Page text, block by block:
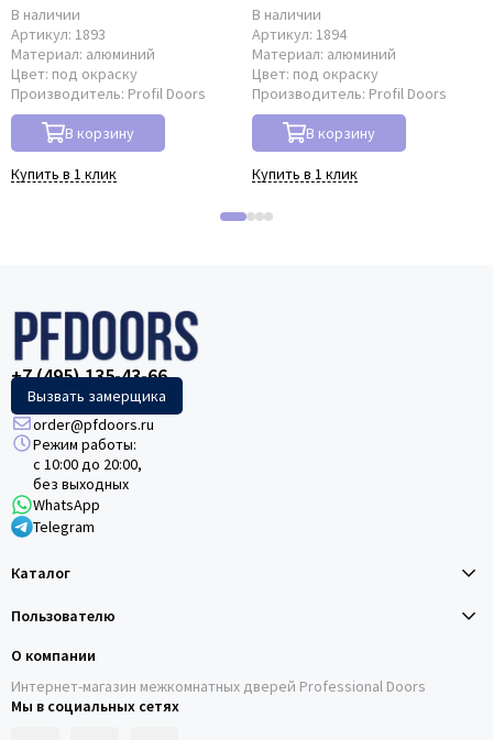
В наличии
Артикул: 1893
Материал: алюминий
Цвет: под окраску
Производитель: Profil Doors
В корзину
Купить в 1 клик
В наличии
Артикул: 1894
Материал: алюминий
Цвет: под окраску
Производитель: Profil Doors
В корзину
Купить в 1 клик
+7 (495) 135-43-66
Вызвать замерщика
order@pfdoors.ru
Режим работы:
с 10:00 до 20:00,
без выходных
WhatsApp
Telegram
Каталог
Пользователю
О компании
Интернет-магазин межкомнатных дверей Professional Doors
Мы в социальных сетях